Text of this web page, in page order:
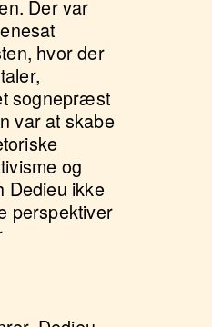
Der var
hvor der
sognepræst
var at skabe
og
Dedieu ikke
perspektiver